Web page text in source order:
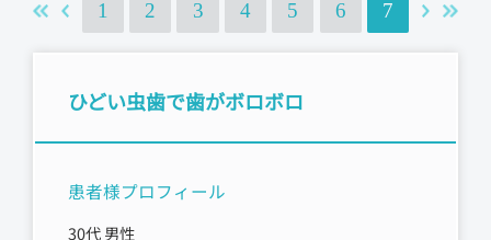
1 2 3 4 5 6 7
ひどい虫歯で歯がボロボロ
患者様プロフィール
30代 男性